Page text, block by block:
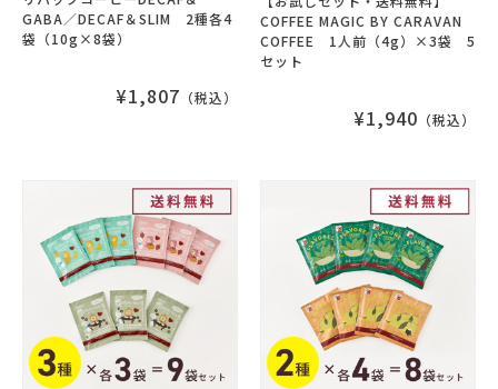
GABA／DECAF＆SLIM 2種各4
袋（10g×8袋）
¥1,807 （税込）
COFFEE MAGIC BY CARAVAN
COFFEE 1人前（4g）×3袋 5
セット
¥1,940 （税込）